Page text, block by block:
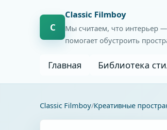
С
Сlassic Filmboy
Мы считаем, что интерьер
помогает обустроить
Главная Библиотека
Сlassic Filmboy Креативные